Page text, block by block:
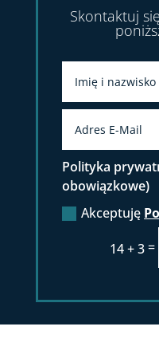
Skontaktuj
Polityka
obowiązkowe)
Akceptuję
14 + 3=